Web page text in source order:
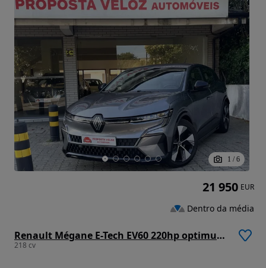
1 / 6
Renault Mégane E-Tech EV60 220hp optimum charge Equilibre
218 cv
21 950 EUR
Dentro da média